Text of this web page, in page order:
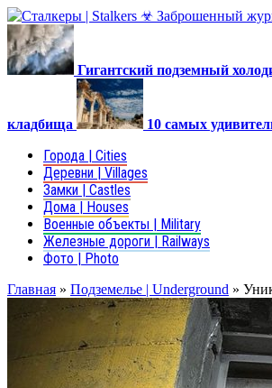
Гигантский подземный
кладбища 10 самых
Города | Cities
Деревни | Villages
Замки | Castles
Дома | Houses
Военные объекты | Military
Железные дороги | Railways
Фото | Photo
Главная » Подземелье | Underground »